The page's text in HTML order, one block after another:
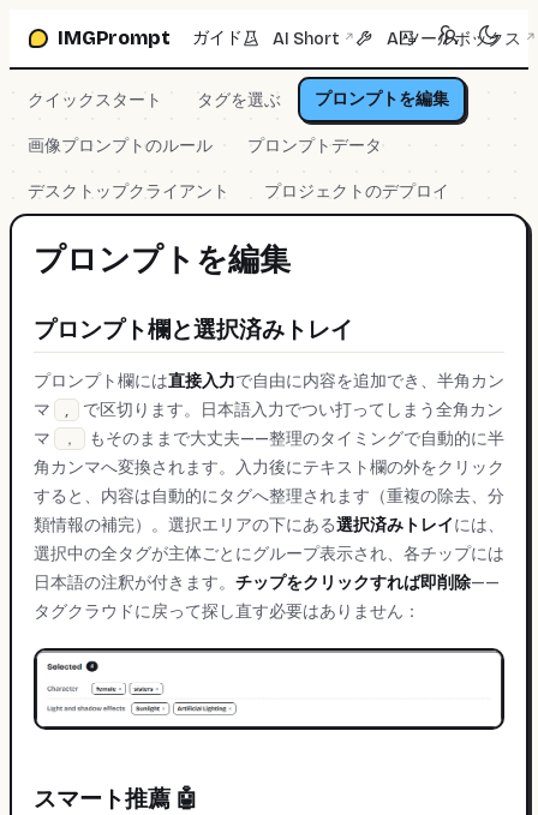
IMGPrompt ガイド AI Short ↗ AIツールボックス ↗
クイックスタート タグを選ぶ プロンプトを編集
画像プロンプトのルール プロンプトデータ
デスクトップクライアント プロジェクトのデプロイ
プロンプトを編集
プロンプト欄と選択済みトレイ
プロンプト欄には直接入力で自由に内容を追加でき、半角カン
マ
で区切ります。日本語入力でつい打ってしまう全角カン
マ
，
もそのままで大丈夫——整理のタイミングで自動的に半
角カンマへ変換されます。入力後にテキスト欄の外をクリック
すると、内容は自動的にタグへ整理されます（重複の除去、分
類情報の補完）。選択エリアの下にある選択済みトレイには、
選択中の全タグが主体ごとにグループ表示され、各チップには
日本語の注釈が付きます。 チップをクリックすれば即削除——
タグクラウドに戻って探し直す必要はありません：
スマート推薦 🤖